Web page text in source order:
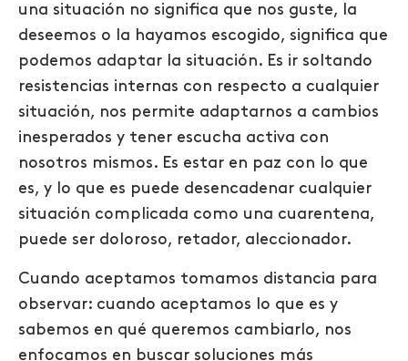
una situación no significa que nos guste, la
deseemos o la hayamos escogido, significa que
podemos adaptar la situación. Es ir soltando
resistencias internas con respecto a cualquier
situación, nos permite adaptarnos a cambios
inesperados y tener escucha activa con
nosotros mismos. Es estar en paz con lo que
es, y lo que es puede desencadenar cualquier
situación complicada como una cuarentena,
puede ser doloroso, retador, aleccionador.
Cuando aceptamos tomamos distancia para
observar: cuando aceptamos lo que es y
sabemos en qué queremos cambiarlo, nos
enfocamos en buscar soluciones más